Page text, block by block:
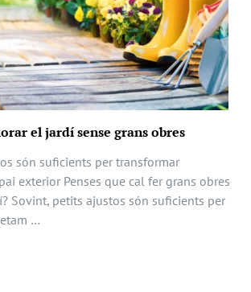
el jardí sense grans obres
són suficients per transformar
exterior Penses que cal fer grans obres
Sovint, petits ajustos són suficients per
…